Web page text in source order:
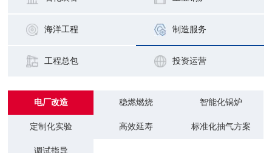
海洋工程 制造服务
工程总包 投资运营
电厂改造 稳燃燃烧 智能化锅炉
定制化实验 高效延寿 标准化抽气方案
调试指导